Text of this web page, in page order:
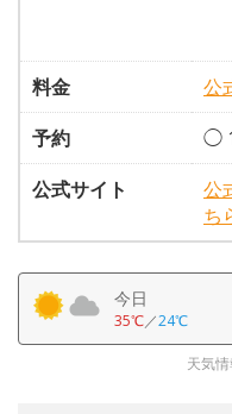
料金
公
予約
◯
公式サイト
公
ち
今日
35℃／24℃
天気